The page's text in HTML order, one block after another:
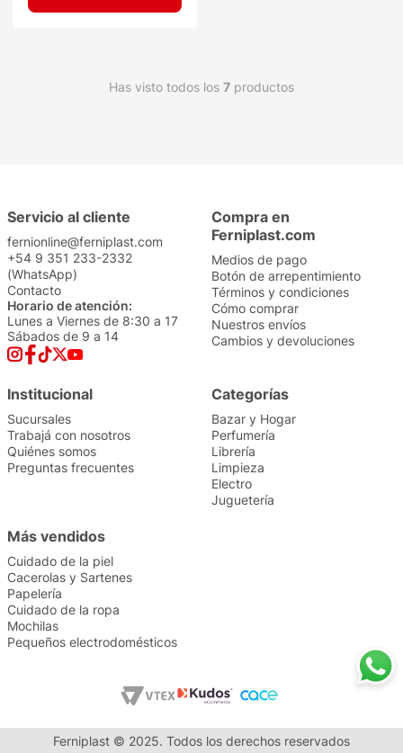
Has visto todos los 7 productos
Servicio al cliente
fernionline@ferniplast.com
+54 9 351 233-2332
(WhatsApp)
Contacto
Horario de atención:
Lunes a Viernes de 8:30 a 17
Sábados de 9 a 14
Compra en
Ferniplast.com
Medios de pago
Botón de arrepentimiento
Términos y condiciones
Cómo comprar
Nuestros envíos
Cambios y devoluciones
Institucional
Sucursales
Trabajá con nosotros
Quiénes somos
Preguntas frecuentes
Categorías
Bazar y Hogar
Perfumería
Librería
Limpieza
Electro
Juguetería
Más vendidos
Cuidado de la piel
Cacerolas y Sartenes
Papelería
Cuidado de la ropa
Mochilas
Pequeños electrodomésticos
Ferniplast © 2025. Todos los derechos reservados